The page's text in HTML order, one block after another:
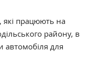
які працюють на
району, в
автомобіля для